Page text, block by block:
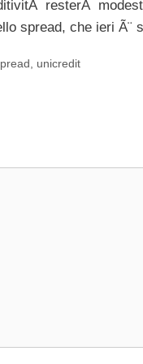
resterÃ
spread, che ieri Ã¨
unicredit